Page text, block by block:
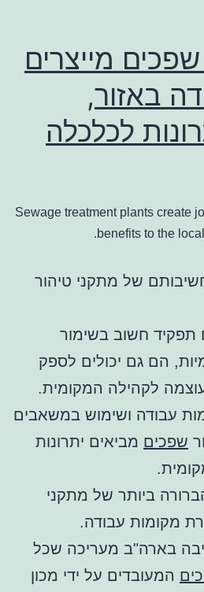
שפכים מייצרים
באזור,
לכלכלה
Sewage treatment plants create
benefits to the
של מתקני טיהור
חשוב בשימור
הם גם יכולים לספק
לקהילה המקומית.
עבודה ושימוש במשאבים
שפכים מביאים יתרונות
ביותר של מתקני
מקומות עבודה.
בארה"ב מעריכה שכל
המעובדים על ידי מכון